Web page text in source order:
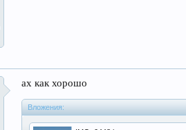
ах как хорошо
Вложения: